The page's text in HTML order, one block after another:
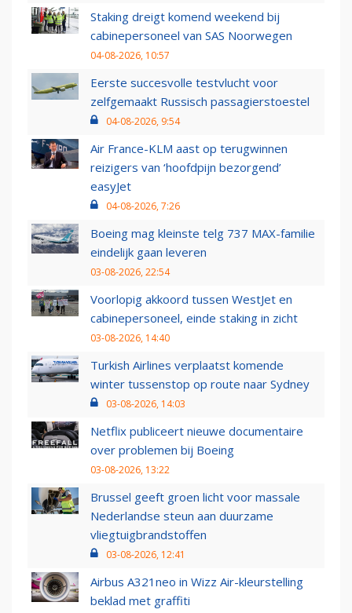
Staking dreigt komend weekend bij
cabinepersoneel van SAS Noorwegen
04-08-2026, 10:57
Eerste succesvolle testvlucht voor
zelfgemaakt Russisch passagierstoestel
04-08-2026, 9:54
Air France-KLM aast op terugwinnen
reizigers van ‘hoofdpijn bezorgend’
easyJet
04-08-2026, 7:26
Boeing mag kleinste telg 737 MAX-familie
eindelijk gaan leveren
03-08-2026, 22:54
Voorlopig akkoord tussen WestJet en
cabinepersoneel, einde staking in zicht
03-08-2026, 14:40
Turkish Airlines verplaatst komende
winter tussenstop op route naar Sydney
03-08-2026, 14:03
Netflix publiceert nieuwe documentaire
over problemen bij Boeing
03-08-2026, 13:22
Brussel geeft groen licht voor massale
Nederlandse steun aan duurzame
vliegtuigbrandstoffen
03-08-2026, 12:41
Airbus A321neo in Wizz Air-kleurstelling
beklad met graffiti